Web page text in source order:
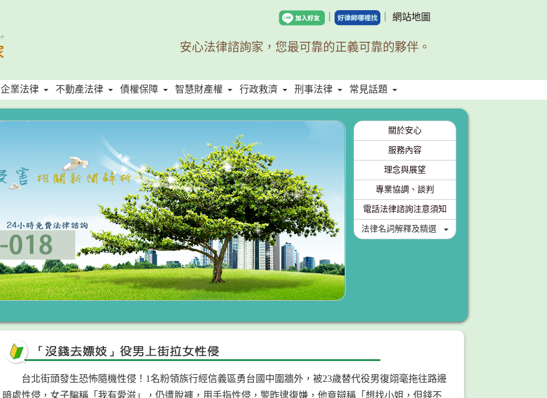
網站地圖
安心法律諮詢家，您最可靠的正義可靠的夥伴。
企業法律 不動產法律 債權保障 智慧財產權 行政救濟 刑事法律 常見話題
關於安心
服務內容
理念與展望
專業協調、談判
電話法律諮詢注意須知
法律名詞解釋及精選
台北街頭發生恐怖隨機性侵！1名粉領族行經信義區勇台國中圍牆外，被23歲替代役男復翊毫拖往路邊
暗處性侵，女子騙稱「我有愛滋」，仍遭脫褲，用手指性侵，警昨逮復嫌，他竟辯稱「想找小姐，但錢不